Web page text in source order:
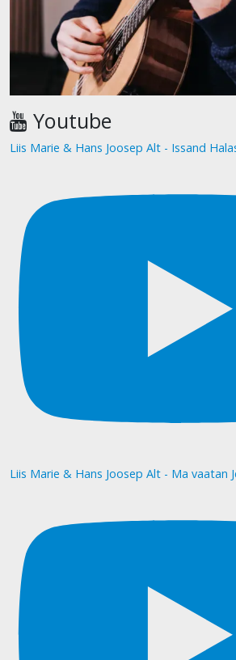
Youtube
Liis Marie & Hans Joosep Alt - Issand
Liis Marie & Hans Joosep Alt - Ma vaatan